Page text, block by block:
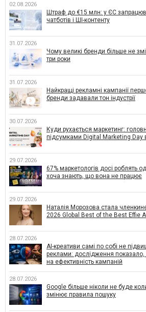
02.08.2026
Штраф до €15 млн: у ЄС
чатботів і ШІ-контенту
31.07.2026
Чому великі бренди більше не
три роки
31.07.2026
Найкращі рекламні кампанії
бренди задавали тон індустрії
30.07.2026
Куди рухається маркетинг:
підсумками Digital Marketing Day
29.07.2026
67% маркетологів досі роблять
хоча знають, що вона не працює
29.07.2026
Наталія Морозова стала
2026 Global Best of the Best Effie
28.07.2026
AI-креативи самі по собі не
реклами: дослідження
на ефективність кампаній
28.07.2026
Google більше ніколи не буде
змінює правила пошуку